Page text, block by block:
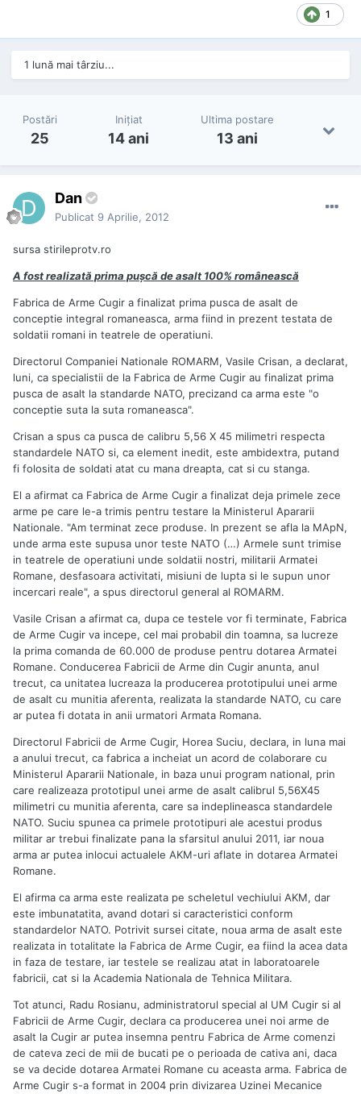
1
1 lună mai târziu...
Postări
25
Iniţiat
14 ani
Ultima postare
13 ani
Dan
Publicat 9 Aprilie, 2012
sursa stirileprotv.ro
A fost realizată prima puşcă de asalt 100% românească
Fabrica de Arme Cugir a finalizat prima pusca de asalt de
conceptie integral romaneasca, arma fiind in prezent testata de
soldatii romani in teatrele de operatiuni.
Directorul Companiei Nationale ROMARM, Vasile Crisan, a declarat,
luni, ca specialistii de la Fabrica de Arme Cugir au finalizat prima
pusca de asalt la standarde NATO, precizand ca arma este "o
conceptie suta la suta romaneasca".
Crisan a spus ca pusca de calibru 5,56 X 45 milimetri respecta
standardele NATO si, ca element inedit, este ambidextra, putand
fi folosita de soldati atat cu mana dreapta, cat si cu stanga.
El a afirmat ca Fabrica de Arme Cugir a finalizat deja primele zece
arme pe care le-a trimis pentru testare la Ministerul Apararii
Nationale. "Am terminat zece produse. In prezent se afla la MApN,
unde arma este supusa unor teste NATO (…) Armele sunt trimise
in teatrele de operatiuni unde soldatii nostri, militarii Armatei
Romane, desfasoara activitati, misiuni de lupta si le supun unor
incercari reale", a spus directorul general al ROMARM.
Vasile Crisan a afirmat ca, dupa ce testele vor fi terminate, Fabrica
de Arme Cugir va incepe, cel mai probabil din toamna, sa lucreze
la prima comanda de 60.000 de produse pentru dotarea Armatei
Romane. Conducerea Fabricii de Arme din Cugir anunta, anul
trecut, ca unitatea lucreaza la producerea prototipului unei arme
de asalt cu munitia aferenta, realizata la standarde NATO, cu care
ar putea fi dotata in anii urmatori Armata Romana.
Directorul Fabricii de Arme Cugir, Horea Suciu, declara, in luna mai
a anului trecut, ca fabrica a incheiat un acord de colaborare cu
Ministerul Apararii Nationale, in baza unui program national, prin
care realizeaza prototipul unei arme de asalt calibrul 5,56X45
milimetri cu munitia aferenta, care sa indeplineasca standardele
NATO. Suciu spunea ca primele prototipuri ale acestui produs
militar ar trebui finalizate pana la sfarsitul anului 2011, iar noua
arma ar putea inlocui actualele AKM-uri aflate in dotarea Armatei
Romane.
El afirma ca arma este realizata pe scheletul vechiului AKM, dar
este imbunatatita, avand dotari si caracteristici conform
standardelor NATO. Potrivit sursei citate, noua arma de asalt este
realizata in totalitate la Fabrica de Arme Cugir, ea fiind la acea data
in faza de testare, iar testele se realizau atat in laboratoarele
fabricii, cat si la Academia Nationala de Tehnica Militara.
Tot atunci, Radu Rosianu, administratorul special al UM Cugir si al
Fabricii de Arme Cugir, declara ca producerea unei noi arme de
asalt la Cugir ar putea insemna pentru Fabrica de Arme comenzi
de cateva zeci de mii de bucati pe o perioada de cativa ani, daca
se va decide dotarea Armatei Romane cu aceasta arma. Fabrica de
Arme Cugir s-a format in 2004 prin divizarea Uzinei Mecanice